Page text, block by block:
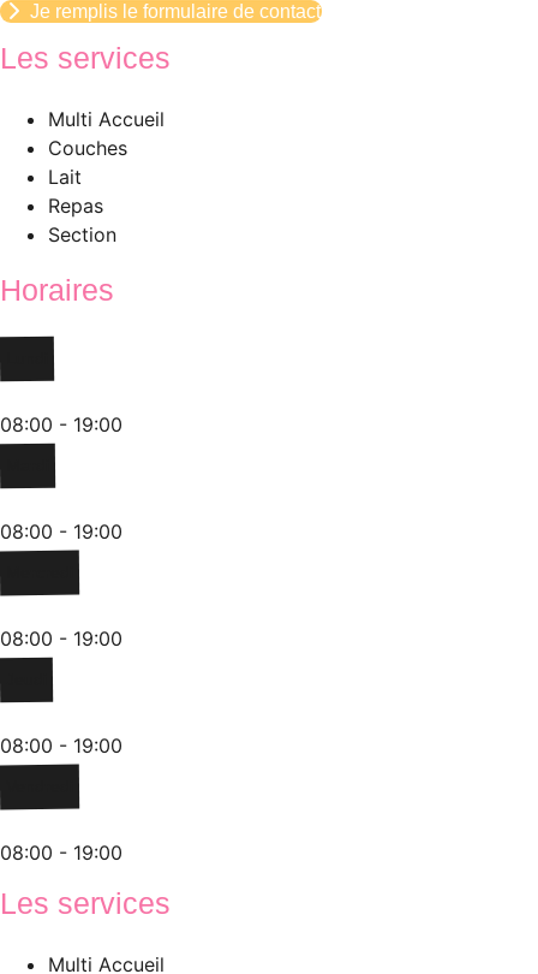
Je remplis le formulaire de contact
Les services
Multi Accueil
Couches
Lait
Repas
Section
Horaires
08:00 - 19:00
08:00 - 19:00
08:00 - 19:00
08:00 - 19:00
08:00 - 19:00
Les services
Multi Accueil